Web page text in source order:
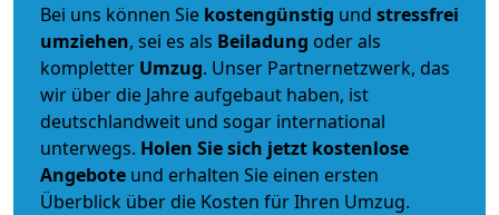
Bei uns können Sie kostengünstig und stressfrei
umziehen, sei es als Beiladung oder als
kompletter Umzug. Unser Partnernetzwerk, das
wir über die Jahre aufgebaut haben, ist
deutschlandweit und sogar international
unterwegs. Holen Sie sich jetzt kostenlose
Angebote und erhalten Sie einen ersten
Überblick über die Kosten für Ihren Umzug.